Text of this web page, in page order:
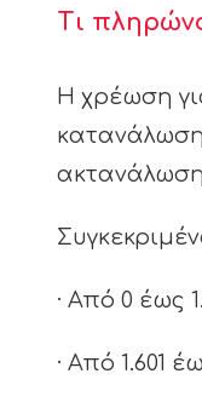
Τι
Η χρέωση
· Από 0 έως
· Από 1.601